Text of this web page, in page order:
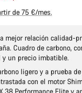
de 75 €/mes.
mejor relación calidad-
Cuadro de carbono,
y un precio imbatible.
ligero y a prueba
con el motor